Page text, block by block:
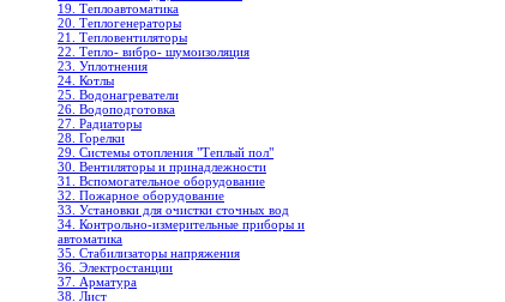
19. Теплоавтоматика
20. Теплогенераторы
21. Тепловентиляторы
22. Тепло- вибро- шумоизоляция
23. Уплотнения
24. Котлы
25. Водонагреватели
26. Водоподготовка
27. Радиаторы
28. Горелки
29. Системы отопления "Теплый пол"
30. Вентиляторы и принадлежности
31. Вспомогательное оборудование
32. Пожарное оборудование
33. Установки для очистки сточных вод
34. Контрольно-измерительные приборы и
автоматика
35. Стабилизаторы напряжения
36. Электростанции
37. Арматура
38. Лист